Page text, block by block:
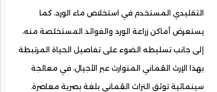
التقليدي المستخدم في استخلاص ماء الورد، كما
يستعرض أماكن زراعة الورد والفوائد المستخلصة منه،
إلى جانب تسليطه الضوء على تفاصيل الحياة المرتبطة
بهذا الإرث العُماني المتوارث عبر الأجيال، في معالجة
سينمائية توثق التراث العُماني بلغة بصرية معاصرة.